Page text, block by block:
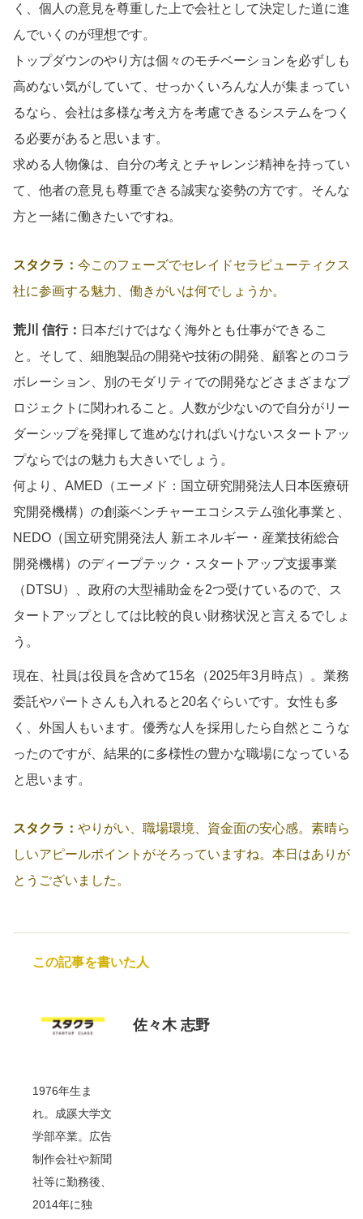
く、個人の意見を尊重した上で会社として決定した道に進
んでいくのが理想です。
トップダウンのやり方は個々のモチベーションを必ずしも
高めない気がしていて、せっかくいろんな人が集まってい
るなら、会社は多様な考え方を考慮できるシステムをつく
る必要があると思います。
求める人物像は、自分の考えとチャレンジ精神を持ってい
て、他者の意見も尊重できる誠実な姿勢の方です。そんな
方と一緒に働きたいですね。
スタクラ： 今このフェーズでセレイドセラピューティクス
社に参画する魅力、働きがいは何でしょうか。
荒川 信行： 日本だけではなく海外とも仕事ができるこ
と。そして、細胞製品の開発や技術の開発、顧客とのコラ
ボレーション、別のモダリティでの開発などさまざまなプ
ロジェクトに関われること。人数が少ないので自分がリー
ダーシップを発揮して進めなければいけないスタートアッ
プならではの魅力も大きいでしょう。
何より、AMED（エーメド：国立研究開発法人日本医療研
究開発機構）の創薬ベンチャーエコシステム強化事業と、
NEDO（国立研究開発法人 新エネルギー・産業技術総合
開発機構）のディープテック・スタートアップ支援事業
（DTSU）、政府の大型補助金を2つ受けているので、ス
タートアップとしては比較的良い財務状況と言えるでしょ
う。
現在、社員は役員を含めて15名（2025年3月時点）。業務
委託やパートさんも入れると20名ぐらいです。女性も多
く、外国人もいます。優秀な人を採用したら自然とこうな
ったのですが、結果的に多様性の豊かな職場になっている
と思います。
スタクラ： やりがい、職場環境、資金面の安心感。素晴ら
しいアピールポイントがそろっていますね。本日はありが
とうございました。
この記事を書いた人
佐々木 志野
1976年生ま
れ。成蹊大学文
学部卒業。広告
制作会社や新聞
社等に勤務後、
2014年に独